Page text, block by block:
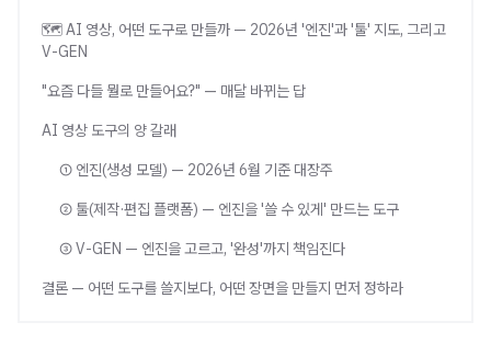
🗺️ AI 영상, 어떤 도구로 만들까 — 2026년 '엔진'과 '툴' 지도, 그리고
V-GEN
"요즘 다들 뭘로 만들어요?" — 매달 바뀌는 답
AI 영상 도구의 양 갈래
① 엔진(생성 모델) — 2026년 6월 기준 대장주
② 툴(제작·편집 플랫폼) — 엔진을 '쓸 수 있게' 만드는 도구
③ V-GEN — 엔진을 고르고, '완성'까지 책임진다
결론 — 어떤 도구를 쓸지보다, 어떤 장면을 만들지 먼저 정하라